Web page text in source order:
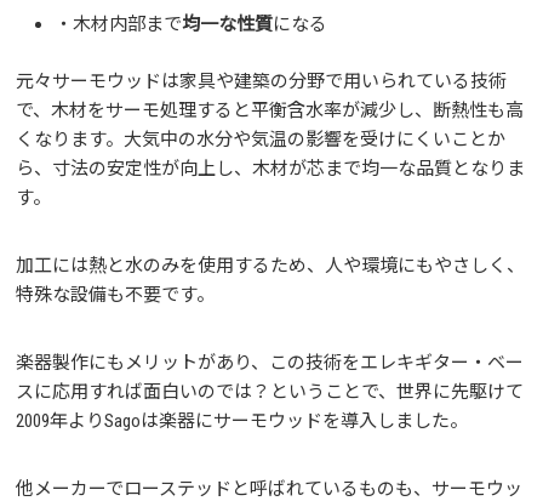
・木材内部まで均一な性質になる
元々サーモウッドは家具や建築の分野で用いられている技術
で、木材をサーモ処理すると平衡含水率が減少し、断熱性も高
くなります。大気中の水分や気温の影響を受けにくいことか
ら、寸法の安定性が向上し、木材が芯まで均一な品質となりま
す。
加工には熱と水のみを使用するため、人や環境にもやさしく、
特殊な設備も不要です。
楽器製作にもメリットがあり、この技術をエレキギター・ベー
スに応用すれば面白いのでは？ということで、世界に先駆けて
2009年よりSagoは楽器にサーモウッドを導入しました。
他メーカーでローステッドと呼ばれているものも、サーモウッ